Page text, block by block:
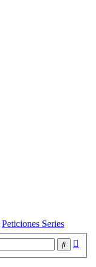
Peticiones Series
Buscar